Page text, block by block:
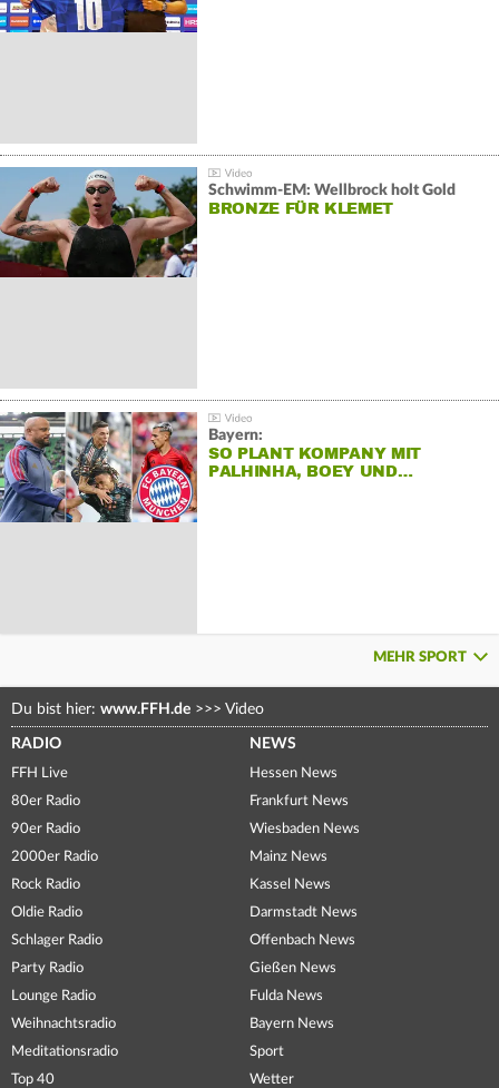
Schwimm-EM: Wellbrock holt Gold
BRONZE FÜR KLEMET
Bayern:
SO PLANT KOMPANY MIT
PALHINHA, BOEY UND…
MEHR SPORT
Du bist hier: www.FFH.de >>> Video
RADIO
FFH Live
80er Radio
90er Radio
2000er Radio
Rock Radio
Oldie Radio
Schlager Radio
Party Radio
Lounge Radio
Weihnachtsradio
Meditationsradio
Top 40
NEWS
Hessen News
Frankfurt News
Wiesbaden News
Mainz News
Kassel News
Darmstadt News
Offenbach News
Gießen News
Fulda News
Bayern News
Sport
Wetter